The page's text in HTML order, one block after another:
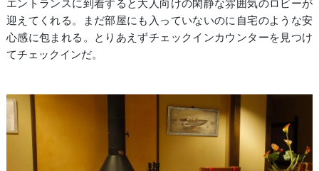
エントランスに到着すると大人向けの閑静な雰囲気のロビーが
迎えてくれる。まだ部屋にも入っていないのに自宅のような安
心感に包まれる。とりあえずチェックインカウンターを見つけ
てチェックインだ。